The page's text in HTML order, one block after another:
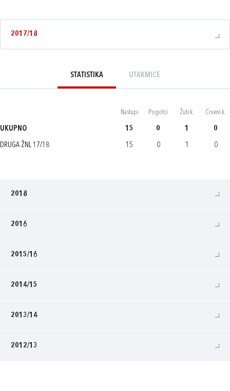
2017/18
STATISTIKA UTAKMICE
Nastupi Pogotci Žuti k. Crveni k.
UKUPNO 15 0 1 0
DRUGA ŽNL 17/18 15 0 1 0
2018
2016
2015/16
2014/15
2013/14
2012/13